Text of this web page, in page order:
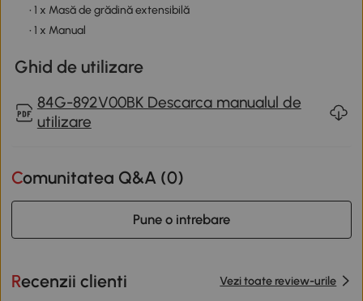
• 1 x Masă de grădină extensibilă
• 1 x Manual
Ghid de utilizare
84G-892V00BK Descarca manualul de
utilizare
Comunitatea Q&A (0)
Pune o intrebare
Recenzii clienti Vezi toate review-urile